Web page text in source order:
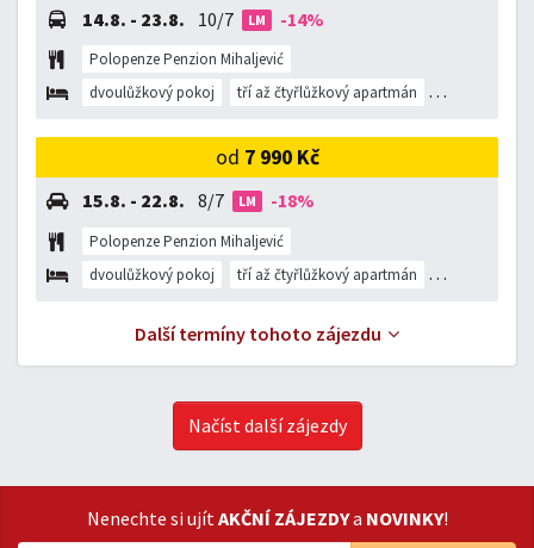
14.8. - 23.8. 10/7 LM -14%
Polopenze Penzion Mihaljević
dvoulůžkový pokoj
tří až čtyřlůžkový apartmán tří až
od 7 990 Kč
15.8. - 22.8. 8/7 LM -18%
Polopenze Penzion Mihaljević
dvoulůžkový pokoj
tří až čtyřlůžkový apartmán tří až
Další termíny tohoto zájezdu
Načíst další zájezdy
Nenechte si ujít AKČNÍ ZÁJEZDYa NOVINKY!